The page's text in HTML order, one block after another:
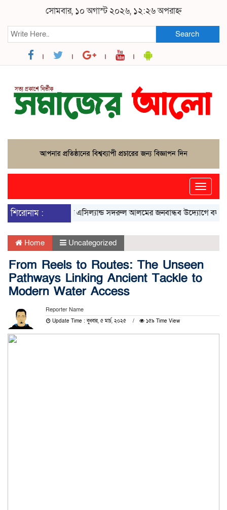
সোমবার, ১০ অগাস্ট ২০২৬, ১২:২৬ অপরাহ্ন
Search
Toggle
শিরোনাম :ভাঙ্গায় এসিল্যান্ড সদরুল আলমের জনবান্ধব উদ্যোগে বদলে গেছে
Home Uncategorized
From Reels to Routes: The Unseen
Pathways Linking Ancient Tackle to
Modern Water Access
Reporter Name
Update Time : বুধবার, ৫ মার্চ, ২০২৫ ১৫৯ Time View